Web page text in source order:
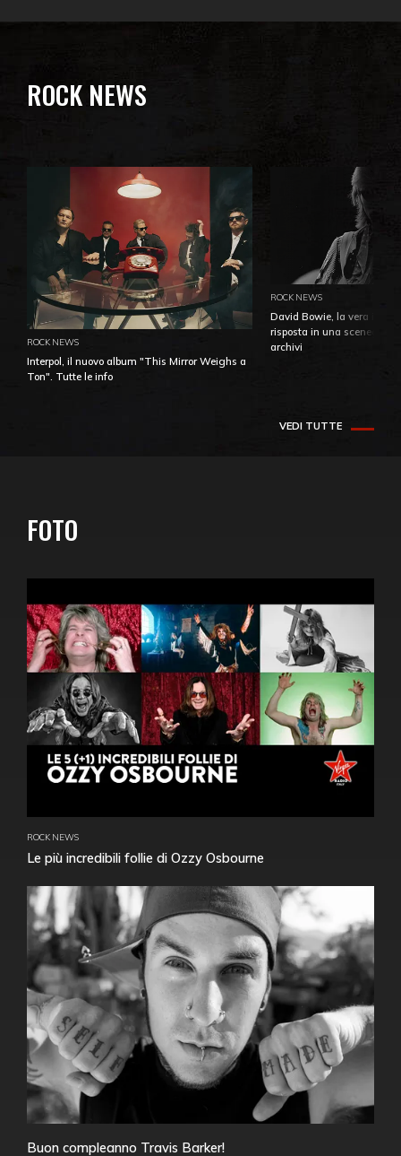
ROCK NEWS
ROCK NEWS
Interpol, il nuovo album "This Mirror Weighs a
Ton". Tutte le info
ROCK NEWS
David Bowie, la vera
risposta in una
archivi
VEDI TUTTE
FOTO
ROCK NEWS
Le più incredibili follie di Ozzy Osbourne
Buon compleanno Travis Barker!